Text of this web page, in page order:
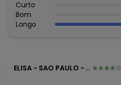
Curto
Bom
Longo
ELISA - SAO PAULO - SP